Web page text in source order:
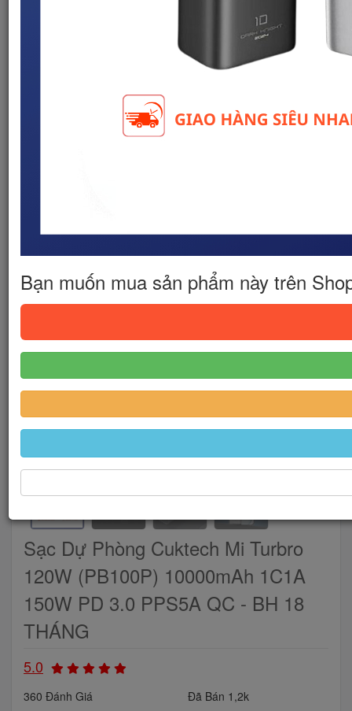
Điện Thoại & Phụ Kiện
5000 - 10000mAh
Sạc Dự Phòng Cuktech Mi Turbro 120W (PB100P)
10000mAh 1C1A 150W PD 3.0 PPS5A QC - BH 18
Sạc Dự Phòng Cuktech Mi Turbro
120W (PB100P) 10000mAh 1C1A
150W PD 3.0 PPS5A QC - BH 18
THÁNG
5.0
360 Đánh Giá
Đã Bán 1,2k
Bạn muốn mua sản phẩm này trên